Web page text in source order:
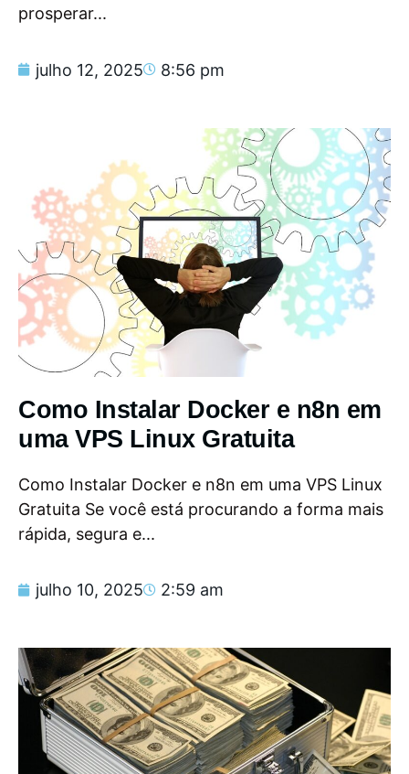
prosperar...
julho 12, 2025 8:56 pm
Como Instalar Docker e n8n em
uma VPS Linux Gratuita
Como Instalar Docker e n8n em uma VPS Linux
Gratuita Se você está procurando a forma mais
rápida, segura e...
julho 10, 2025 2:59 am